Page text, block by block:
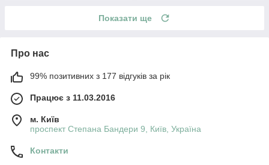
Показати ще
Про нас
99% позитивних з 177 відгуків за рік
Працює з 11.03.2016
м. Київ
проспект Степана Бандери 9, Київ, Україна
Контакти